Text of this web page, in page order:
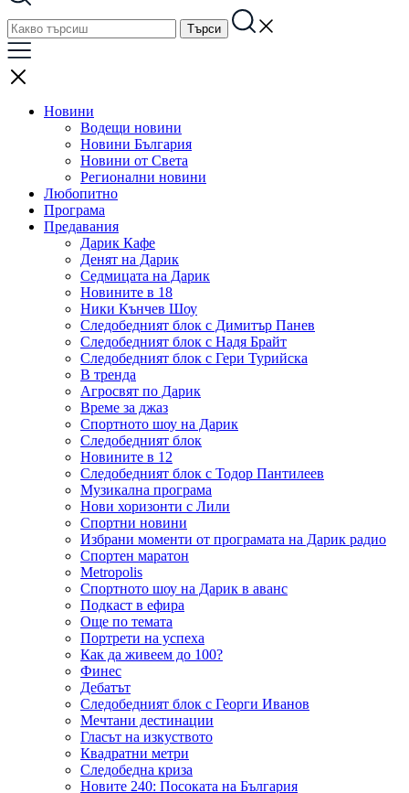
Новини
Водещи новини
Новини България
Новини от Света
Регионални новини
Любопитно
Програма
Предавания
Дарик Кафе
Денят на Дарик
Седмицата на Дарик
Новините в 18
Ники Кънчев Шоу
Следобедният блок с Димитър Панев
Следобедният блок с Надя Брайт
Следобедният блок с Гери Турийска
В тренда
Агросвят по Дарик
Време за джаз
Спортното шоу на Дарик
Следобедният блок
Новините в 12
Следобедният блок с Тодор Пантилеев
Музикална програма
Нови хоризонти с Лили
Спортни новини
Избрани моменти от програмата на Дарик радио
Спортен маратон
Metropolis
Спортното шоу на Дарик в аванс
Подкаст в ефира
Още по темата
Портрети на успеха
Как да живеем до 100?
Финес
Дебатът
Следобедният блок с Георги Иванов
Мечтани дестинации
Гласът на изкуството
Квадратни метри
Следобедна криза
Новите 240: Посоката на България